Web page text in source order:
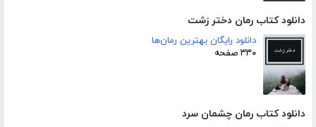
دانلود کتاب رمان دختر زشت
دانلود رایگان بهترین رمان‌ها
۳۳۰ صفحه
دانلود کتاب رمان چشمان سرد